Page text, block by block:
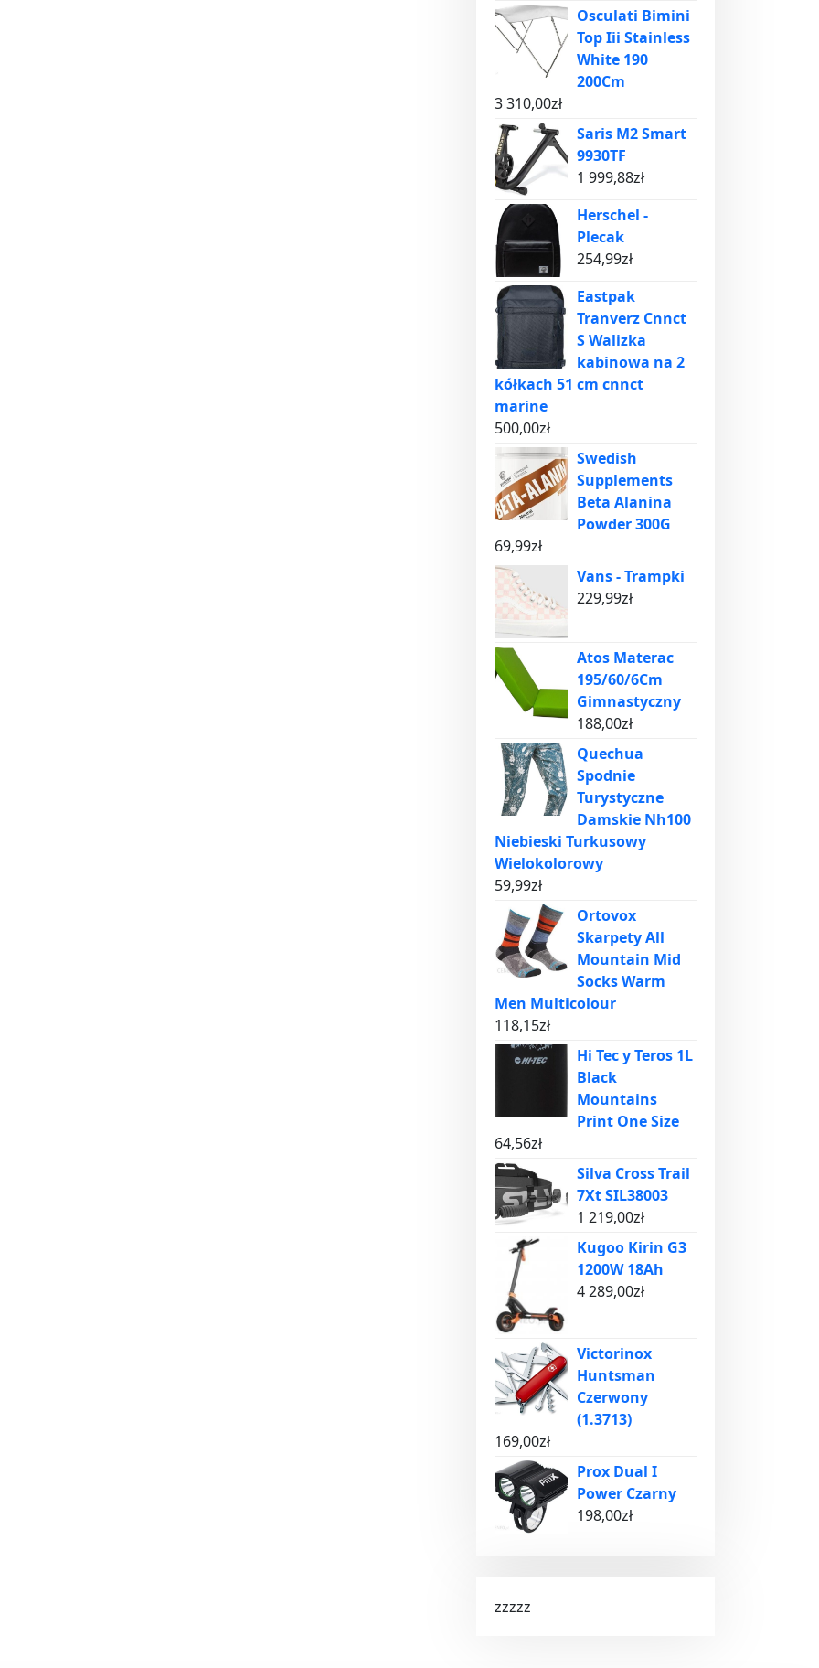
Osculati Bimini
Top Iii Stainless
White 190
200Cm
3 310,00zł
Saris M2 Smart
9930TF
1 999,88zł
Herschel -
Plecak
254,99zł
Eastpak
Tranverz Cnnct
S Walizka
kabinowa na 2
kółkach 51 cm cnnct
marine
500,00zł
Swedish
Supplements
Beta Alanina
Powder 300G
69,99zł
Vans - Trampki
229,99zł
Atos Materac
195/60/6Cm
Gimnastyczny
188,00zł
Quechua
Spodnie
Turystyczne
Damskie Nh100
Niebieski Turkusowy
Wielokolorowy
59,99zł
Ortovox
Skarpety All
Mountain Mid
Socks Warm
Men Multicolour
118,15zł
Hi Tec y Teros 1L
Black
Mountains
Print One Size
64,56zł
Silva Cross Trail
7Xt SIL38003
1 219,00zł
Kugoo Kirin G3
1200W 18Ah
4 289,00zł
Victorinox
Huntsman
Czerwony
(1.3713)
169,00zł
Prox Dual I
Power Czarny
198,00zł
zzzzz